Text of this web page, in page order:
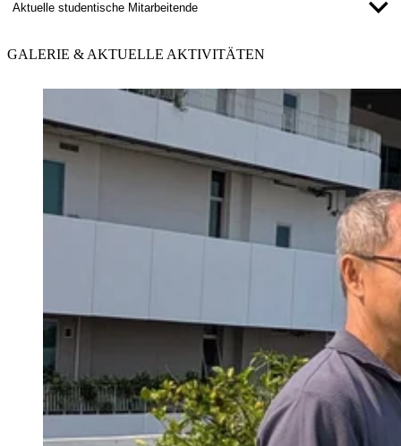
Aktuelle studentische Mitarbeitende
GALERIE & AKTUELLE AKTIVITÄTEN